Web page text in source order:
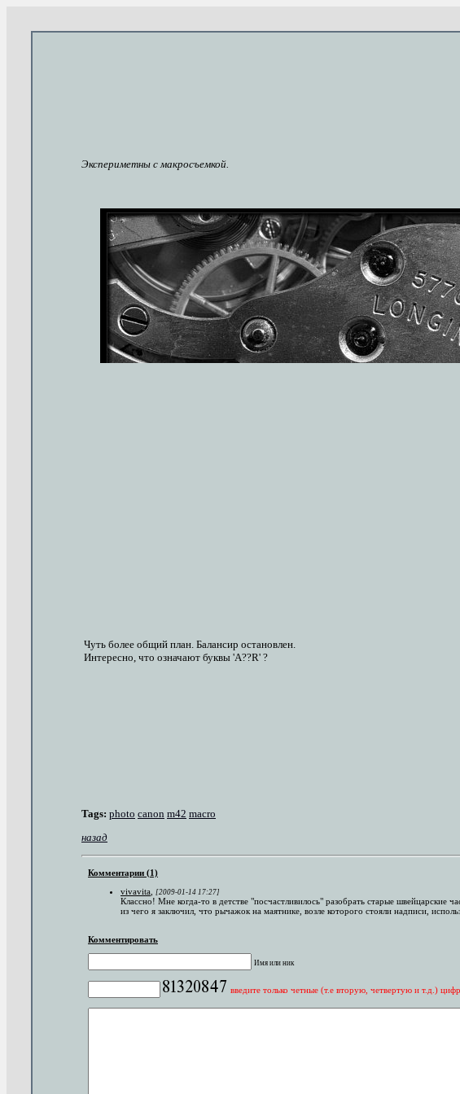
Экспериметны с макросъемкой.
Чуть более общий план. Балансир остановлен.
Интересно, что означают буквы 'A??R' ?
Tags: photo canon m42 macro
назад